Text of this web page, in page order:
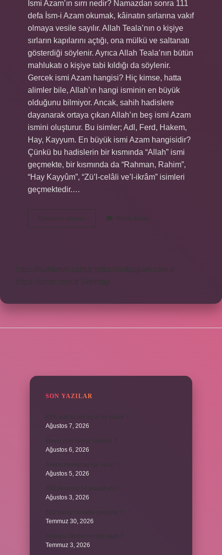
İsmi Azam’ın sırrı nedir? Namazdan sonra 111
defa İsm-i Azam okumak, kâinatın sırlarına vakıf
olmaya vesile sayılır. Allah Teala’nın o kişiye
sırların kapılarını açtığı, ona mülkü ve saltanatı
gösterdiği söylenir. Ayrıca Allah Teala’nın bütün
mahlukatı o kişiye tabi kıldığı da söylenir.
Gercek ismi Azam hangisi? Hiç kimse, hatta
alimler bile, Allah’ın hangi isminin en büyük
olduğunu bilmiyor. Ancak, sahih hadislere
dayanarak ortaya çıkan Allah’ın beş ismi Azam
ismini oluşturur. Bu isimler; Adl, Ferd, Hakem,
Hay, Kayyum. En büyük ismi Azam hangisidir?
Çünkü bu hadislerin bir kısmında “Allah” ismi
geçmekte, bir kısmında da “Rahman, Rahim”,
“Hay Kayyûm”, “Zü’l-celâli ve’l-ikrâm” isimleri
geçmektedir.…
Devamını okuyun
Azam
Yorum Bırak
https://safderun.com.tr
https://sokoglam.com.tr
https://sinto.com.tr
Sitemap
SON YAZILAR
Ağustos 7, 2026
Ağustos 6, 2026
Ağustos 5, 2026
Ağustos 3, 2026
Temmuz 30, 2026
Temmuz 3, 2026